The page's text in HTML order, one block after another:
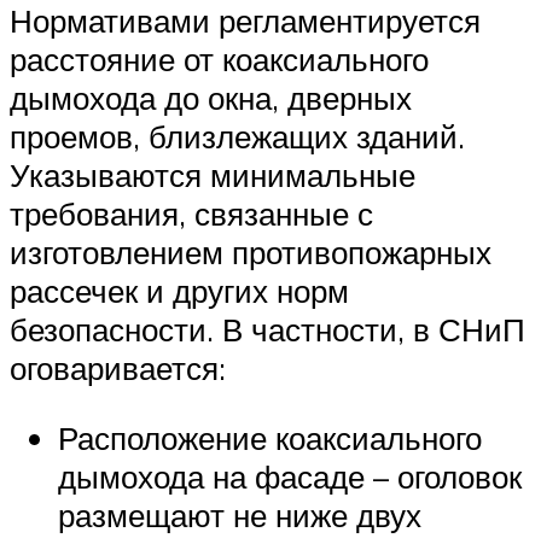
Нормативами регламентируется
расстояние от коаксиального
дымохода до окна, дверных
проемов, близлежащих зданий.
Указываются минимальные
требования, связанные с
изготовлением противопожарных
рассечек и других норм
безопасности. В частности, в СНиП
оговаривается:
Расположение коаксиального
дымохода на фасаде – оголовок
размещают не ниже двух